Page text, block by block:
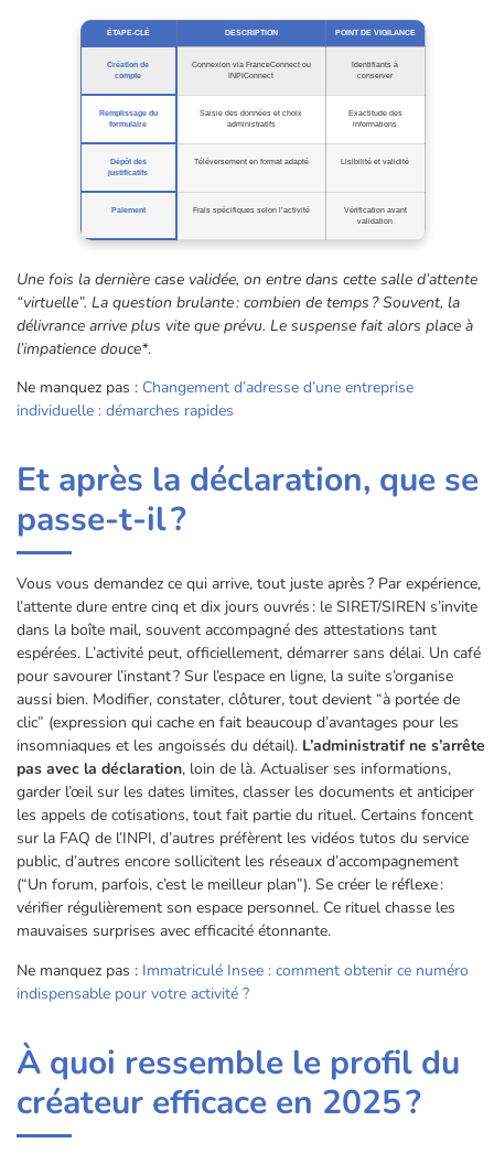
ÉTAPE-CLÉ DESCRIPTION POINT DE VIGILANCE
Création de
compte
Connexion via FranceConnect ou
INPIConnect
Identifiants à
conserver
Remplissage du
formulaire
Saisie des données et choix
administratifs
Exactitude des
informations
Dépôt des
justificatifs
Téléversement en format adapté Lisibilité et validité
Paiement Frais spécifiques selon l’activité
Vérification avant
validation
Une fois la dernière case validée, on entre dans cette salle d’attente
“virtuelle”. La question brulante : combien de temps ? Souvent, la
délivrance arrive plus vite que prévu. Le suspense fait alors place à
l’impatience douce*.
Ne manquez pas : Changement d’adresse d’une entreprise
individuelle : démarches rapides
Et après la déclaration, que se
passe-t-il ?
Vous vous demandez ce qui arrive, tout juste après ? Par expérience,
l’attente dure entre cinq et dix jours ouvrés : le SIRET/SIREN s’invite
dans la boîte mail, souvent accompagné des attestations tant
espérées. L’activité peut, officiellement, démarrer sans délai. Un café
pour savourer l’instant ? Sur l’espace en ligne, la suite s’organise
aussi bien. Modifier, constater, clôturer, tout devient “à portée de
clic” (expression qui cache en fait beaucoup d’avantages pour les
insomniaques et les angoissés du détail). L’administratif ne s’arrête
pas avec la déclaration, loin de là. Actualiser ses informations,
garder l’œil sur les dates limites, classer les documents et anticiper
les appels de cotisations, tout fait partie du rituel. Certains foncent
sur la FAQ de l’INPI, d’autres préfèrent les vidéos tutos du service
public, d’autres encore sollicitent les réseaux d’accompagnement
(“Un forum, parfois, c’est le meilleur plan”). Se créer le réflexe :
vérifier régulièrement son espace personnel. Ce rituel chasse les
mauvaises surprises avec efficacité étonnante.
Ne manquez pas : Immatriculé Insee : comment obtenir ce numéro
indispensable pour votre activité ?
À quoi ressemble le profil du
créateur efficace en 2025 ?